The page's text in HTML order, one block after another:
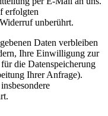
erfolgten
unberührt.
Daten verbleiben
Ihre Einwilligung zur
die Datenspeicherung
Ihrer Anfrage).